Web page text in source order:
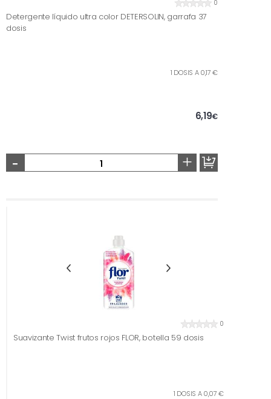
0
Detergente líquido ultra color DETERSOLIN, garrafa 37
dosis
1 DOSIS A 0,17 €
6,19€
- +
0
Suavizante Twist frutos rojos FLOR, botella 59 dosis
1 DOSIS A 0,07 €